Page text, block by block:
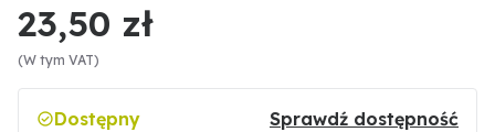
23,50 zł
(W tym VAT)
Dostępny Sprawdź dostępność